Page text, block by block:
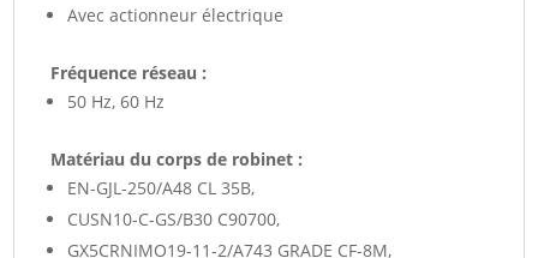
Avec actionneur électrique
Fréquence réseau :
50 Hz, 60 Hz
Matériau du corps de robinet :
EN-GJL-250/A48 CL 35B,
CUSN10-C-GS/B30 C90700,
GX5CRNIMO19-11-2/A743 GRADE CF-8M,